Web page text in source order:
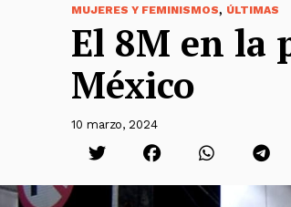
MUJERES Y FEMINISMOS, ÚLTIMAS
El 8M en la
México
10 marzo, 2024